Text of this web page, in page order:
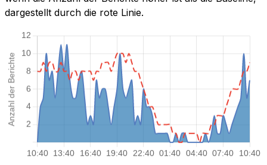
dargestellt durch die rote Linie.